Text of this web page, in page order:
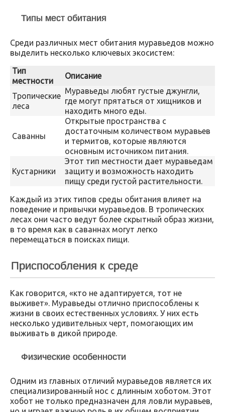
Типы мест обитания
Среди различных мест обитания муравьедов можно
выделить несколько ключевых экосистем:
Тип
местности
Описание
Тропические
леса
Муравьеды любят густые джунгли,
где могут прятаться от хищников и
находить много еды.
Саванны
Открытые пространства с
достаточным количеством муравьев
и термитов, которые являются
основным источником питания.
Кустарники
Этот тип местности дает муравьедам
защиту и возможность находить
пищу среди густой растительности.
Каждый из этих типов среды обитания влияет на
поведение и привычки муравьедов. В тропических
лесах они часто ведут более скрытный образ жизни,
в то время как в саваннах могут легко
перемещаться в поисках пищи.
Приспособления к среде
Как говорится, «кто не адаптируется, тот не
выживет». Муравьеды отлично приспособлены к
жизни в своих естественных условиях. У них есть
несколько удивительных черт, помогающих им
выживать в дикой природе.
Физические особенности
Одним из главных отличий муравьедов является их
специализированный нос с длинным хоботом. Этот
хобот не только предназначен для ловли муравьев,